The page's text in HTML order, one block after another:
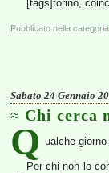
[tags]torino,
Pubblicato nella categoria
Sabato 24 Gennaio
Chi cerca
Q ualche
Per chi non lo